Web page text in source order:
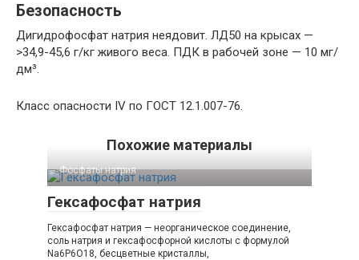
Безопасность
Дигидрофосфат натрия неядовит. ЛД50 на крысах —
>34,9-45,6 г/кг живого веса. ПДК в рабочей зоне — 10 мг/
дм³.
Класс опасности IV по ГОСТ 12.1.007-76.
Похожие материалы
Фосфаты натрия‎
Гексафосфат натрия
Гексафосфат натрия — неорганическое соединение,
соль натрия и гексафосфорной кислоты с формулой
Na6P6O18, бесцветные кристаллы,